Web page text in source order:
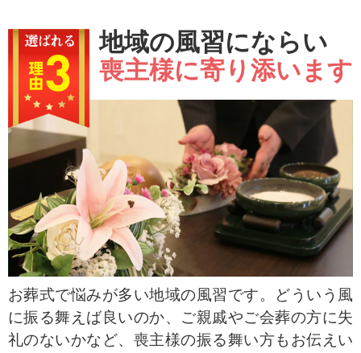
地域の風習にならい
喪主様に寄り添います
お葬式で悩みが多い地域の風習です。どういう風
に振る舞えば良いのか、ご親戚やご会葬の方に失
礼のないかなど、喪主様の振る舞い方もお伝えい